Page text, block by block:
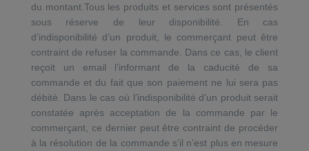
du montant.Tous les produits et services sont présentés
sous réserve de leur disponibilité. En cas
d’indisponibilité d’un produit, le commerçant peut être
contraint de refuser la commande. Dans ce cas, le client
reçoit un email l’informant de la caducité de sa
commande et du fait que son paiement ne lui sera pas
débité. Dans le cas où l’indisponibilité d’un produit serait
constatée après acceptation de la commande par le
commerçant, ce dernier peut être contraint de procéder
à la résolution de la commande s’il n’est plus en mesure